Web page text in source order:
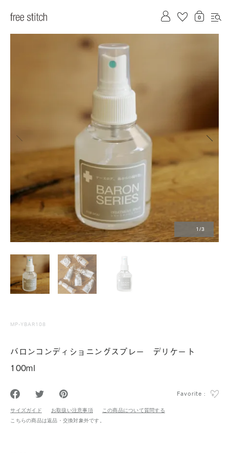
前へ 次へ
1 /3
MP-YBAR108
バロンコンディショニングスプレー デリケート
100ml
Favorite :
サイズガイド お取扱い注意事項
この商品について質問する
こちらの商品は返品・交換対象外です。